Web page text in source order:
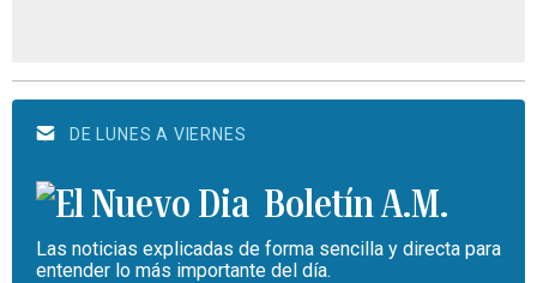
DE LUNES A VIERNES
Boletín A.M.
Las noticias explicadas de forma sencilla y directa para
entender lo más importante del día.